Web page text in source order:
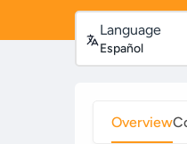
Language
Español
Overview